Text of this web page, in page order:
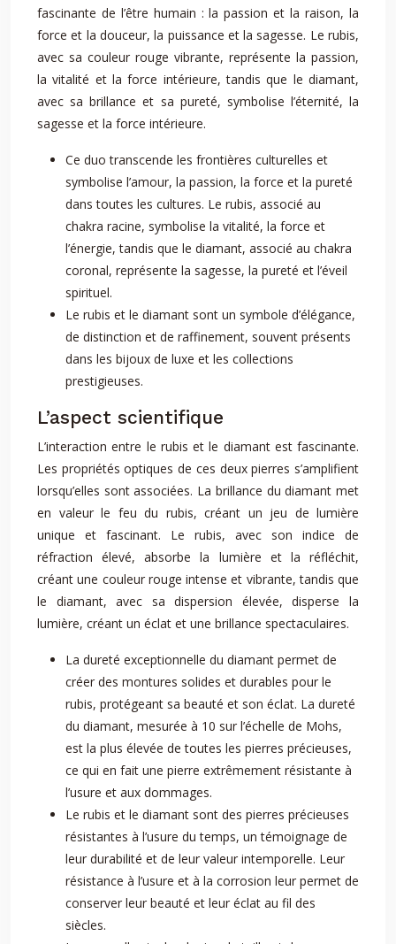
fascinante de l’être humain : la passion et la raison, la
force et la douceur, la puissance et la sagesse. Le rubis,
avec sa couleur rouge vibrante, représente la passion,
la vitalité et la force intérieure, tandis que le diamant,
avec sa brillance et sa pureté, symbolise l’éternité, la
sagesse et la force intérieure.
Ce duo transcende les frontières culturelles et
symbolise l’amour, la passion, la force et la pureté
dans toutes les cultures. Le rubis, associé au
chakra racine, symbolise la vitalité, la force et
l’énergie, tandis que le diamant, associé au chakra
coronal, représente la sagesse, la pureté et l’éveil
spirituel.
Le rubis et le diamant sont un symbole d’élégance,
de distinction et de raffinement, souvent présents
dans les bijoux de luxe et les collections
prestigieuses.
L’aspect scientifique
L’interaction entre le rubis et le diamant est fascinante.
Les propriétés optiques de ces deux pierres s’amplifient
lorsqu’elles sont associées. La brillance du diamant met
en valeur le feu du rubis, créant un jeu de lumière
unique et fascinant. Le rubis, avec son indice de
réfraction élevé, absorbe la lumière et la réfléchit,
créant une couleur rouge intense et vibrante, tandis que
le diamant, avec sa dispersion élevée, disperse la
lumière, créant un éclat et une brillance spectaculaires.
La dureté exceptionnelle du diamant permet de
créer des montures solides et durables pour le
rubis, protégeant sa beauté et son éclat. La dureté
du diamant, mesurée à 10 sur l’échelle de Mohs,
est la plus élevée de toutes les pierres précieuses,
ce qui en fait une pierre extrêmement résistante à
l’usure et aux dommages.
Le rubis et le diamant sont des pierres précieuses
résistantes à l’usure du temps, un témoignage de
leur durabilité et de leur valeur intemporelle. Leur
résistance à l’usure et à la corrosion leur permet de
conserver leur beauté et leur éclat au fil des
siècles.